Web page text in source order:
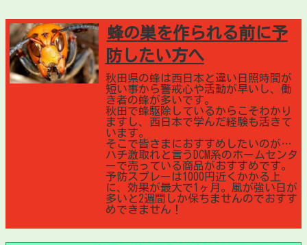
蜂の巣を作られる前に予
防したい方へ
秋田県の蜂は西日本と違い日照時間が
短い事から警戒心や活動が早いし、働
き者の蜂が多いです。
秋田で蜂駆除しているからこそわかり
ますし、西日本で学んだ経験も活きて
います。
そこで皆さまにおすすめしたいのが…
ハチ激取れと言うDCM系のホームセンタ
ーで売っている商品がおすすめです。
予防スプレーは1000円近くかかる上
に、効果が最大で1ヶ月。風が強い日が
多いと2週間しか保ちませんのでおすす
めできません！